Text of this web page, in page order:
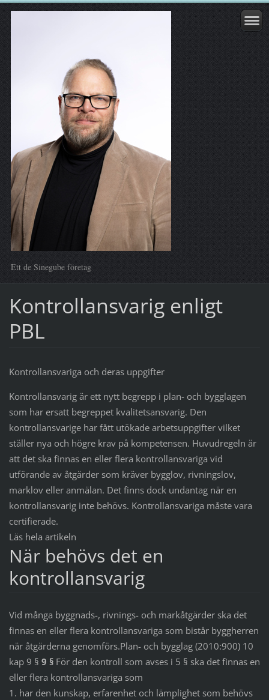
Ett de Sinegube företag
Kontrollansvarig enligt
PBL
Kontrollansvariga och deras uppgifter
Kontrollansvarig är ett nytt begrepp i plan- och bygglagen
som har ersatt begreppet kvalitetsansvarig. Den
kontrollansvarige har fått utökade arbetsuppgifter vilket
ställer nya och högre krav på kompetensen. Huvudregeln är
att det ska finnas en eller flera kontrollansvariga vid
utförande av åtgärder som kräver bygglov, rivningslov,
marklov eller anmälan. Det finns dock undantag när en
kontrollansvarig inte behövs. Kontrollansvariga måste vara
certifierade.
Läs hela artikeln
När behövs det en
kontrollansvarig
Vid många byggnads-, rivnings- och markåtgärder ska det
finnas en eller flera kontrollansvariga som bistår byggherren
när åtgärderna genomförs.Plan- och bygglag (2010:900) 10
kap 9 § 9 §För den kontroll som avses i 5 § ska det finnas en
eller flera kontrollansvariga som
1. har den kunskap, erfarenhet och lämplighet som behövs